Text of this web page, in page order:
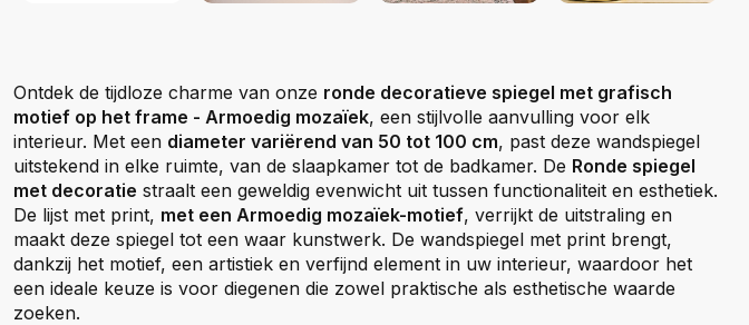
Ontdek de tijdloze charme van onze ronde decoratieve spiegel met grafisch
motief op het frame - Armoedig mozaïek, een stijlvolle aanvulling voor elk
interieur. Met een diameter variërend van 50 tot 100 cm, past deze wandspiegel
uitstekend in elke ruimte, van de slaapkamer tot de badkamer. De Ronde spiegel
met decoratie straalt een geweldig evenwicht uit tussen functionaliteit en esthetiek.
De lijst met print, met een Armoedig mozaïek-motief, verrijkt de uitstraling en
maakt deze spiegel tot een waar kunstwerk. De wandspiegel met print brengt,
dankzij het motief, een artistiek en verfijnd element in uw interieur, waardoor het
een ideale keuze is voor diegenen die zowel praktische als esthetische waarde
zoeken.